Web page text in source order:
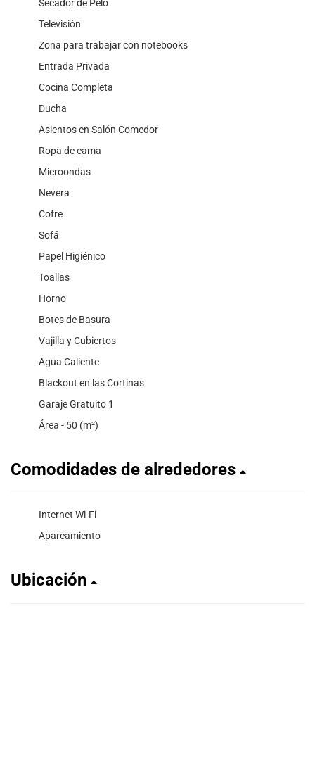
Secador de Pelo
Televisión
Zona para trabajar con notebooks
Entrada Privada
Cocina Completa
Ducha
Asientos en Salón Comedor
Ropa de cama
Microondas
Nevera
Cofre
Sofá
Papel Higiénico
Toallas
Horno
Botes de Basura
Vajilla y Cubiertos
Agua Caliente
Blackout en las Cortinas
Garaje Gratuito 1
Área - 50 (m²)
Comodidades de alrededores
Internet Wi-Fi
Aparcamiento
Ubicación